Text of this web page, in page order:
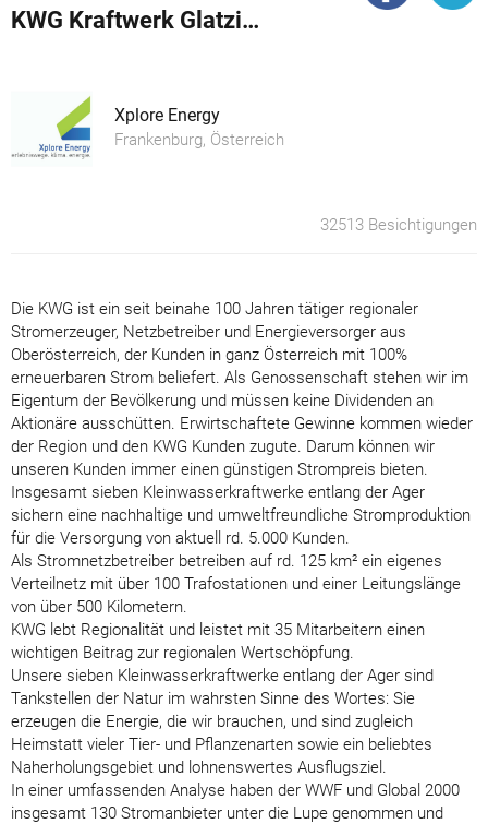
KWG Kraftwerk Glatzing
Xplore Energy
Frankenburg, Österreich
32513 Besichtigungen
Die KWG ist ein seit beinahe 100 Jahren tätiger regionaler
Stromerzeuger, Netzbetreiber und Energieversorger aus
Oberösterreich, der Kunden in ganz Österreich mit 100%
erneuerbaren Strom beliefert. Als Genossenschaft stehen wir im
Eigentum der Bevölkerung und müssen keine Dividenden an
Aktionäre ausschütten. Erwirtschaftete Gewinne kommen wieder
der Region und den KWG Kunden zugute. Darum können wir
unseren Kunden immer einen günstigen Strompreis bieten.
Insgesamt sieben Kleinwasserkraftwerke entlang der Ager
sichern eine nachhaltige und umweltfreundliche Stromproduktion
für die Versorgung von aktuell rd. 5.000 Kunden.
Als Stromnetzbetreiber betreiben auf rd. 125 km² ein eigenes
Verteilnetz mit über 100 Trafostationen und einer Leitungslänge
von über 500 Kilometern.
KWG lebt Regionalität und leistet mit 35 Mitarbeitern einen
wichtigen Beitrag zur regionalen Wertschöpfung.
Unsere sieben Kleinwasserkraftwerke entlang der Ager sind
Tankstellen der Natur im wahrsten Sinne des Wortes: Sie
erzeugen die Energie, die wir brauchen, und sind zugleich
Heimstatt vieler Tier- und Pflanzenarten sowie ein beliebtes
Naherholungsgebiet und lohnenswertes Ausflugsziel.
In einer umfassenden Analyse haben der WWF und Global 2000
insgesamt 130 Stromanbieter unter die Lupe genommen und